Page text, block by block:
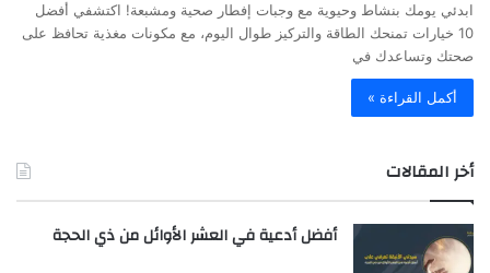
ابدئي يومك بنشاط وحيوية مع وجبات إفطار صحية ومشبعة! اكتشفي أفضل
10 خيارات تمنحك الطاقة والتركيز طوال اليوم، مع مكونات مغذية تحافظ على
صحتك وتساعدك في
أكمل القراءة »
أخر المقالات
أفضل أدعية في العشر الأوائل من ذي الحجة